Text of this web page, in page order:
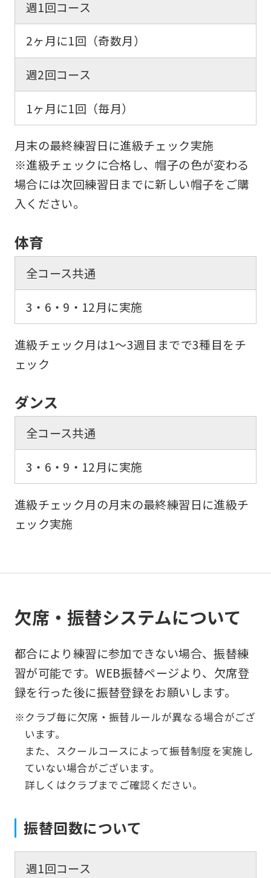
週1回コース
2ヶ月に1回（奇数月）
週2回コース
1ヶ月に1回（毎月）
月末の最終練習日に進級チェック実施
※進級チェックに合格し、帽子の色が変わる
場合には次回練習日までに新しい帽子をご購
入ください。
体育
全コース共通
3・6・9・12月に実施
進級チェック月は1～3週目までで3種目をチ
ェック
ダンス
全コース共通
3・6・9・12月に実施
進級チェック月の月末の最終練習日に進級チ
ェック実施
欠席・振替システムについて
都合により練習に参加できない場合、振替練
習が可能です。WEB振替ページより、欠席登
録を行った後に振替登録をお願いします。
※クラブ毎に欠席・振替ルールが異なる場合がござ
います。
また、スクールコースによって振替制度を実施し
ていない場合がございます。
詳しくはクラブまでご確認ください。
振替回数について
週1回コース
the
Japanese
of
will
be
translated
not
be
an
accurate
from
the
original
fully
this
before
using
the